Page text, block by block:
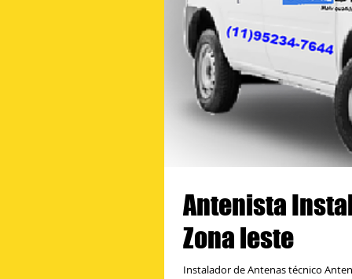
Antenista
Zona leste
Instalador de Antenas técnico